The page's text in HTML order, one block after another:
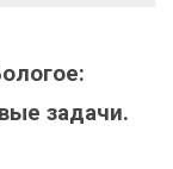
задачи.